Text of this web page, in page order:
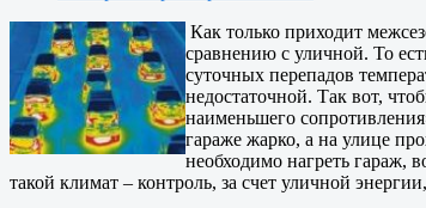
Как только приходит
сравнению с уличной. То
суточных перепадов
недостаточной. Так вот,
наименьшего
гараже жарко, а на улице
необходимо нагреть гараж,
такой климат – контроль, за счет уличной